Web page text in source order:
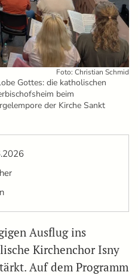
Foto: Christian Schmid
Gottes: die katholischen
beim
der Kirche Sankt
Ausflug ins
Kirchenchor Isny
Auf dem Programm